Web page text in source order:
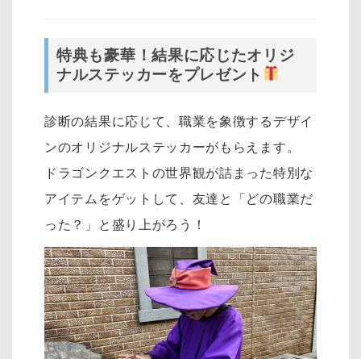
特典も豪華！結果に応じたオリジ
ナルステッカーをプレゼント
診断の結果に応じて、職業を象徴するデザイ
ンのオリジナルステッカーがもらえます。
ドラゴンクエストの世界観が詰まった特別な
アイテムをゲットして、友達と「どの職業だ
った？」と盛り上がろう！